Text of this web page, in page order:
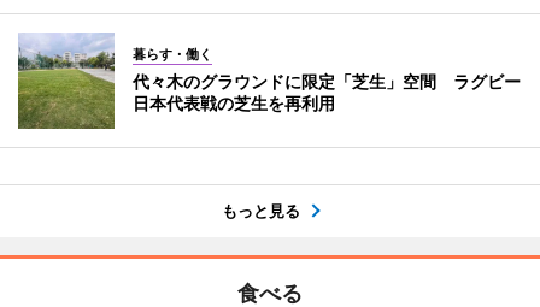
暮らす・働く
代々木のグラウンドに限定「芝生」空間 ラグビー
日本代表戦の芝生を再利用
もっと見る
食べる